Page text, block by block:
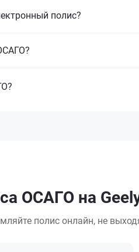
полис?
ОСАГО на
полис онлайн, не